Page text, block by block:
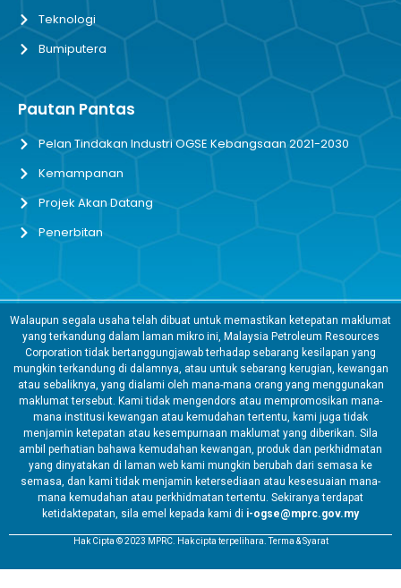
Teknologi
Bumiputera
Pautan Pantas
Pelan Tindakan Industri OGSE Kebangsaan 2021-2030
Kemampanan
Projek Akan Datang
Penerbitan
Walaupun segala usaha telah dibuat untuk memastikan ketepatan maklumat
yang terkandung dalam laman mikro ini, Malaysia Petroleum Resources
Corporation tidak bertanggungjawab terhadap sebarang kesilapan yang
mungkin terkandung di dalamnya, atau untuk sebarang kerugian, kewangan
atau sebaliknya, yang dialami oleh mana-mana orang yang menggunakan
maklumat tersebut. Kami tidak mengendors atau mempromosikan mana-
mana institusi kewangan atau kemudahan tertentu, kami juga tidak
menjamin ketepatan atau kesempurnaan maklumat yang diberikan. Sila
ambil perhatian bahawa kemudahan kewangan, produk dan perkhidmatan
yang dinyatakan di laman web kami mungkin berubah dari semasa ke
semasa, dan kami tidak menjamin ketersediaan atau kesesuaian mana-
mana kemudahan atau perkhidmatan tertentu. Sekiranya terdapat
ketidaktepatan, sila emel kepada kami di i-ogse@mprc.gov.my
Hak Cipta © 2023 MPRC. Hak cipta terpelihara. Terma & Syarat